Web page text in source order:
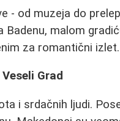
- od muzeja do
Badenu, malom
za romantični izlet.
Grad
i srdačnih ljudi.